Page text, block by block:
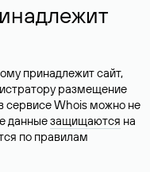
принадлежит сайт,
размещение
сервисе Whois можно не
данныезащищаются на
по правилам